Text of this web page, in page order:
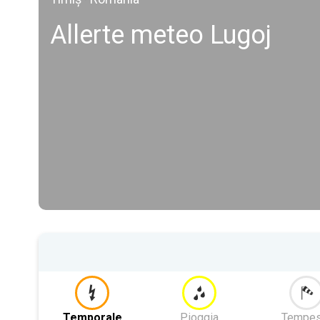
Allerte meteo Lugoj